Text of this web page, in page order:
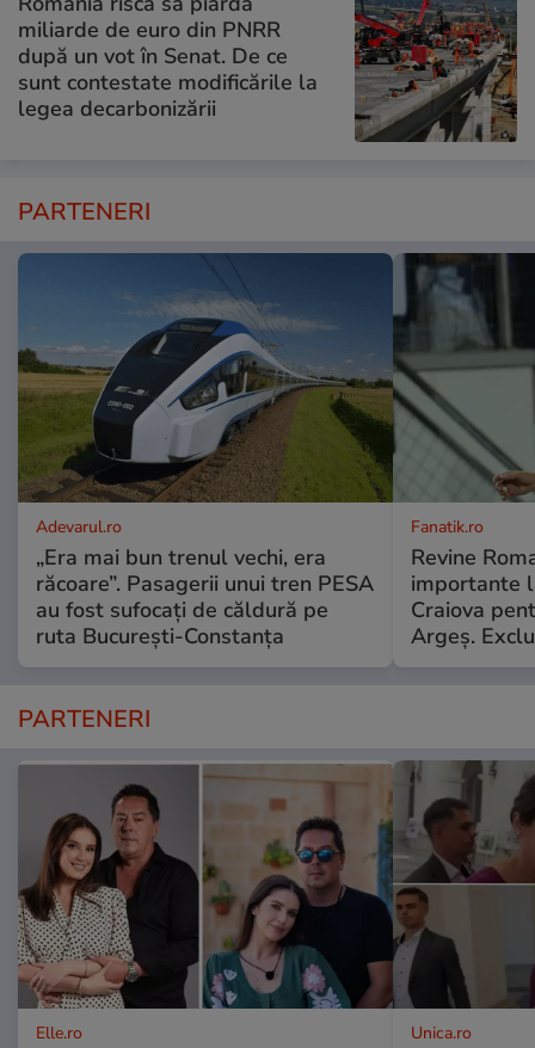
miliarde de euro din PNRR
după un vot în Senat. De ce
sunt contestate modificările la
legea decarbonizării
PARTENERI
Adevarul.ro
„Era mai bun trenul vechi, era
răcoare”. Pasagerii unui tren PESA
au fost sufocați de căldură pe
ruta București-Constanța
Fanatik.ro
Revine
importante
Craiova
Argeş.
PARTENERI
Elle.ro Unica.ro